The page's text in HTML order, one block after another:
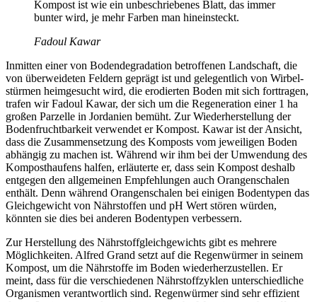
Kompost ist wie ein unbe­schrie­benes Blatt, das immer
bunter wird, je mehr Farben man hinein­steckt.
Fadoul Kawar
Inmitten einer von Boden­de­gra­da­tion betrof­fenen Land­schaft, die
von über­wei­deten Feldern geprägt ist und gele­gent­lich von Wirbel­
stürmen heim­ge­sucht wird, die erodierten Boden mit sich fort­tragen,
trafen wir Fadoul Kawar, der sich um die Rege­ne­ra­tion einer 1 ha
großen Parzelle in Jorda­nien bemüht. Zur Wieder­her­stel­lung der
Boden­frucht­bar­keit verwendet er Kompost. Kawar ist der Ansicht,
dass die Zusam­men­set­zung des Komposts vom jewei­ligen Boden
abhängig zu machen ist. Während wir ihm bei der Umwen­dung des
Kompost­hau­fens halfen, erläu­terte er, dass sein Kompost deshalb
entgegen den allge­meinen Empfeh­lungen auch Oran­gen­schalen
enthält. Denn während Oran­gen­schalen bei einigen Boden­typen das
Gleich­ge­wicht von Nähr­stoffen und pH Wert stören würden,
könnten sie dies bei anderen Boden­typen verbes­sern.
Zur Herstel­lung des Nähr­stoff­gleich­ge­wichts gibt es mehrere
Möglich­keiten. Alfred Grand setzt auf die Regen­würmer in seinem
Kompost, um die Nähr­stoffe im Boden wieder­her­zu­stellen. Er
meint, dass für die verschie­denen Nähr­stoff­zy­klen unter­schied­liche
Orga­nismen verant­wort­lich sind. Regen­würmer sind sehr effi­zient